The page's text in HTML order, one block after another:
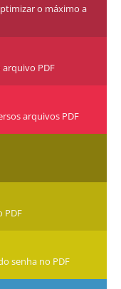
o máximo a
arquivo PDF
arquivos PDF
PDF
senha no PDF